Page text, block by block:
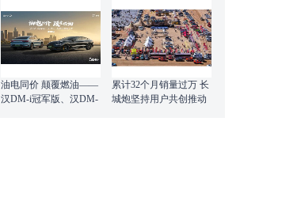
油电同价 颠覆燃油——
汉DM-i冠军版、汉DM-
累计32个月销量过万 长
城炮坚持用户共创推动